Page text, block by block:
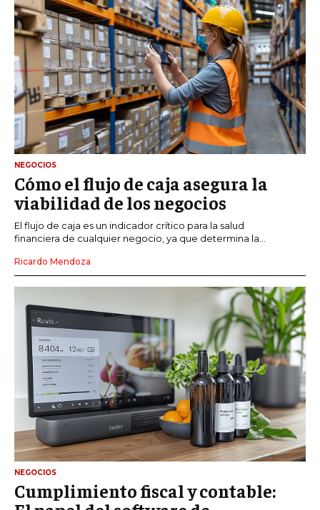
NEGOCIOS
Cómo el flujo de caja asegura la
viabilidad de los negocios
El flujo de caja es un indicador crítico para la salud
financiera de cualquier negocio, ya que determina la...
Ricardo Mendoza
NEGOCIOS
Cumplimiento fiscal y contable: